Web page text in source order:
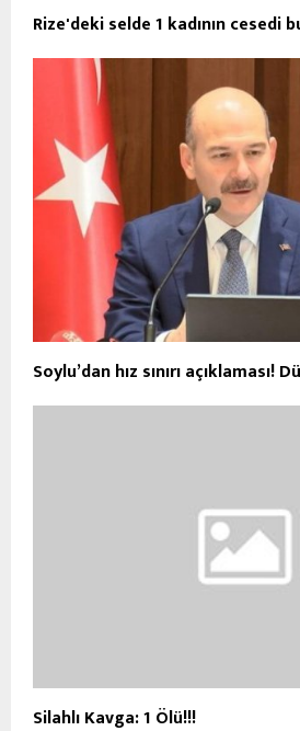
Rize'deki selde 1 kadının cesedi
Soylu’dan hız sınırı açıklaması!
Silahlı Kavga: 1 Ölü!!!